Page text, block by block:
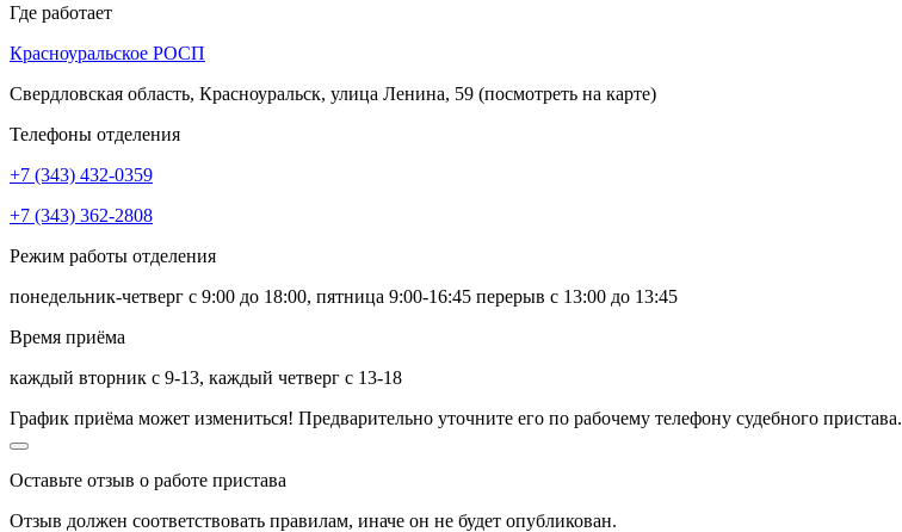
Где работает
Красноуральское РОСП
Свердловская область, Красноуральск, улица Ленина, 59 (посмотреть на карте)
Телефоны отделения
+7 (343) 432-0359
+7 (343) 362-2808
Режим работы отделения
понедельник-четверг с 9:00 до 18:00, пятница 9:00-16:45 перерыв с 13:00 до 13:45
Время приёма
каждый вторник с 9-13, каждый четверг с 13-18
График приёма может измениться! Предварительно уточните его по рабочему телефону судебного пристава.
Оставьте отзыв о работе пристава
Отзыв должен соответствовать правилам, иначе он не будет опубликован.